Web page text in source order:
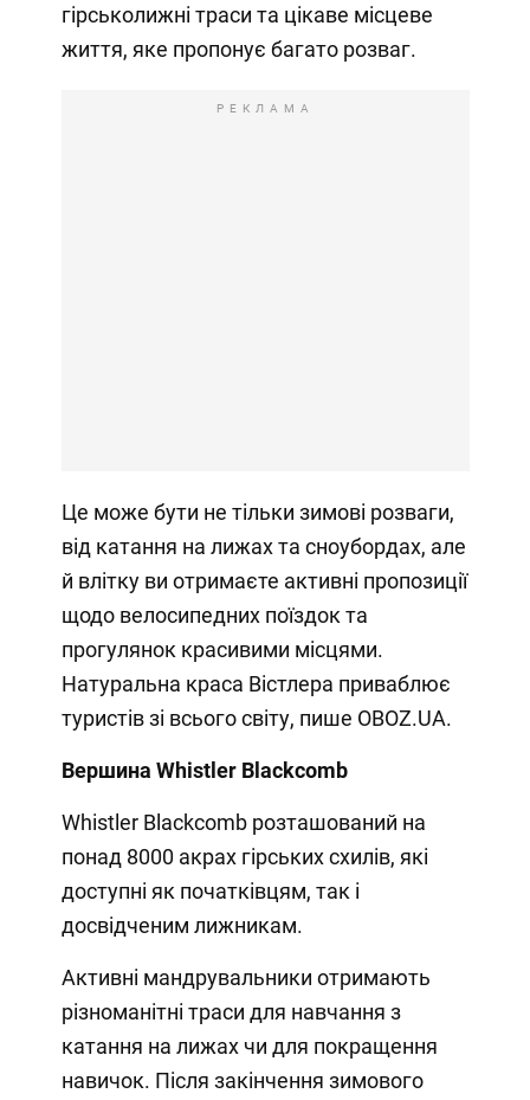
гірськолижні траси та цікаве місцеве
життя, яке пропонує багато розваг.
РЕКЛАМА
Це може бути не тільки зимові розваги,
від катання на лижах та сноубордах, але
й влітку ви отримаєте активні пропозиції
щодо велосипедних поїздок та
прогулянок красивими місцями.
Натуральна краса Вістлера приваблює
туристів зі всього світу, пише OBOZ.UA.
Вершина Whistler Blackcomb
Whistler Blackcomb розташований на
понад 8000 акрах гірських схилів, які
доступні як початківцям, так і
досвідченим лижникам.
Активні мандрувальники отримають
різноманітні траси для навчання з
катання на лижах чи для покращення
навичок. Після закінчення зимового